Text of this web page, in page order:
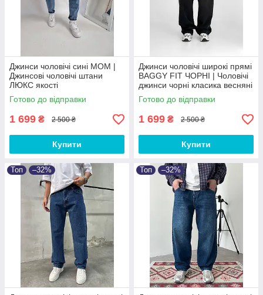
Джинси чоловічі сині MOM |
Джинсові чоловічі штани
ЛЮКС якості
Готово до відправки
1 699 ₴ 2 500 ₴
Купити
Джинси чоловічі широкі прямі
BAGGY FIT ЧОРНІ‎ | Чоловічі
джинси чорні класика весняні
осінні Baggy
Готово до відправки
1 699 ₴ 2 500 ₴
Купити
Топ –32% Топ –32%